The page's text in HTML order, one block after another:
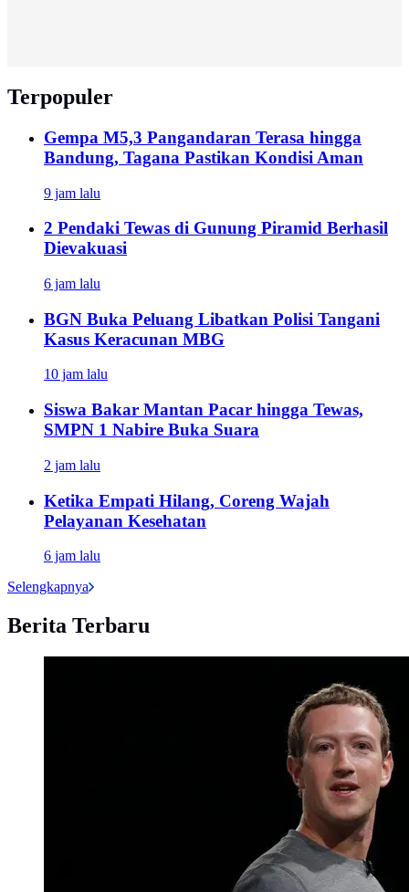
Terpopuler
Gempa M5,3 Pangandaran Terasa hingga
Bandung, Tagana Pastikan Kondisi Aman
9 jam lalu
2 Pendaki Tewas di Gunung Piramid Berhasil
Dievakuasi
6 jam lalu
BGN Buka Peluang Libatkan Polisi Tangani
Kasus Keracunan MBG
10 jam lalu
Siswa Bakar Mantan Pacar hingga Tewas,
SMPN 1 Nabire Buka Suara
2 jam lalu
Ketika Empati Hilang, Coreng Wajah
Pelayanan Kesehatan
6 jam lalu
Selengkapnya
Berita Terbaru